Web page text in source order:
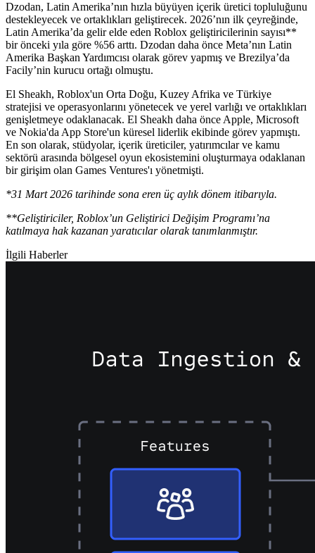
Dzodan, Latin Amerika’nın hızla büyüyen içerik üretici topluluğunu
destekleyecek ve ortaklıkları geliştirecek. 2026’nın ilk çeyreğinde,
Latin Amerika’da gelir elde eden Roblox geliştiricilerinin sayısı**
bir önceki yıla göre %56 arttı. Dzodan daha önce Meta’nın Latin
Amerika Başkan Yardımcısı olarak görev yapmış ve Brezilya’da
Facily’nin kurucu ortağı olmuştu.
El Sheakh, Roblox'un Orta Doğu, Kuzey Afrika ve Türkiye
stratejisi ve operasyonlarını yönetecek ve yerel varlığı ve ortaklıkları
genişletmeye odaklanacak. El Sheakh daha önce Apple, Microsoft
ve Nokia'da App Store'un küresel liderlik ekibinde görev yapmıştı.
En son olarak, stüdyolar, içerik üreticiler, yatırımcılar ve kamu
sektörü arasında bölgesel oyun ekosistemini oluşturmaya odaklanan
bir girişim olan Games Ventures'ı yönetmişti.
*31 Mart 2026 tarihinde sona eren üç aylık dönem itibarıyla.
**Geliştiriciler, Roblox’un Geliştirici Değişim Programı’na
katılmaya hak kazanan yaratıcılar olarak tanımlanmıştır.
İlgili Haberler